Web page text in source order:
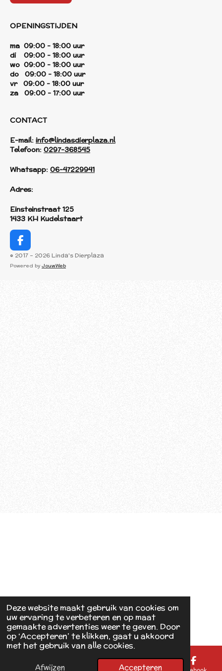
Deze website maakt gebruik van cookies om
uw ervaring te verbeteren en op maat
gemaakte advertenties weer te geven. Door
op ‘Accepteren’ te klikken, gaat u akkoord
met het gebruik van alle cookies.
Afwijzen Accepteren
OPENINGSTIJDEN
ma 09:00 - 18:00 uur
di 09:00 - 18:00 uur
wo 09:00 - 18:00 uur
do 09:00 - 18:00 uur
vr 09:00 - 18:00 uur
za 09:00 - 17:00 uur
CONTACT
E-mail: info@lindasdierplaza.nl
Telefoon: 0297-368545
Whatsapp: 06-47229941
Adres:
Einsteinstraat 125
1433 KH Kudelstaart
F
a
c
© 2017 - 2026 Linda's Dierplaza
Powered by JouwWeb